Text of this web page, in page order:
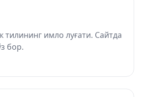
имло луғати. Сайтда
бор.